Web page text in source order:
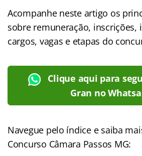
Acompanhe neste artigo os
sobre remuneração, inscrições,
cargos, vagas e etapas do
Clique aqui para
Gran no
Navegue pelo índice e saiba
Concurso Câmara Passos MG: